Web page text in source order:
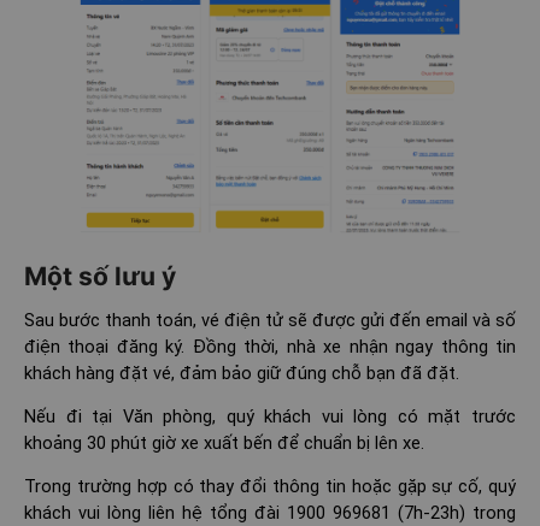
Một số lưu ý
Sau bước thanh toán, vé điện tử sẽ được gửi đến email và số
điện thoại đăng ký. Đồng thời, nhà xe nhận ngay thông tin
khách hàng đặt vé, đảm bảo giữ đúng chỗ bạn đã đặt.
Nếu đi tại Văn phòng, quý khách vui lòng có mặt trước
khoảng 30 phút giờ xe xuất bến để chuẩn bị lên xe.
Trong trường hợp có thay đổi thông tin hoặc gặp sự cố, quý
khách vui lòng liên hệ tổng đài 1900 969681 (7h-23h) trong